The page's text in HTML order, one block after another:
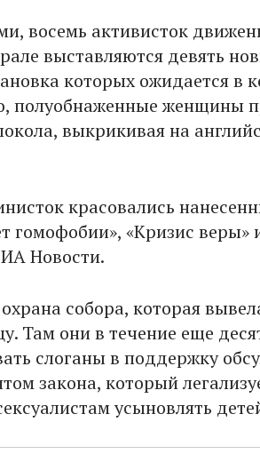
восемь активисток
выставляются девять
которых ожидается в
полуобнаженные женщины
выкрикивая на
красовались
гомофобии», «Кризис веры»
Новости.
собора, которая
Там они в течение еще
слоганы в поддержку
закона, который
усыновлять